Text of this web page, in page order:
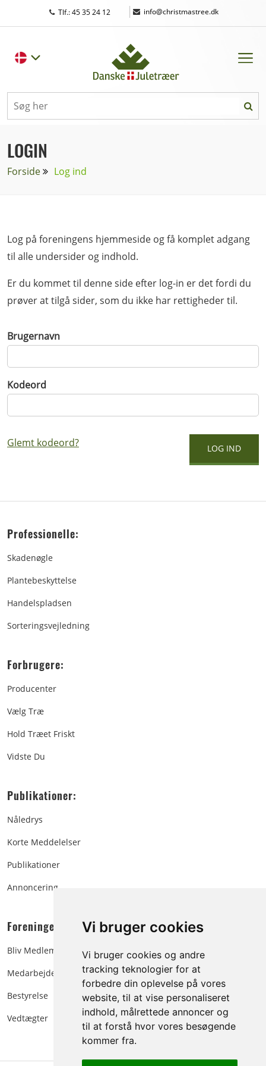
Vi bruger cookies
Vi bruger cookies og andre
tracking teknologier for at
forbedre din oplevelse på vores
website, til at vise personaliseret
indhold, målrettede annoncer og
til at forstå hvor vores besøgende
kommer fra.
Tlf.: 45 35 24 12 | info@christmastree.dk
LOGIN
Forside Log ind
Log på foreningens hjemmeside og få komplet adgang
til alle undersider og indhold.
Er du kommet til denne side efter log-in er det fordi du
prøver at tilgå sider, som du ikke har rettigheder til.
Brugernavn
Kodeord
Glemt kodeord?
Professionelle:
Skadenøgle
Plantebeskyttelse
Handelspladsen
Sorteringsvejledning
Forbrugere:
Producenter
Vælg Træ
Hold Træet Friskt
Vidste Du
Publikationer:
Nåledrys
Korte Meddelelser
Publikationer
Annoncering
Foreningen:
Bliv Medlem
Medarbejdere
Bestyrelse
Vedtægter